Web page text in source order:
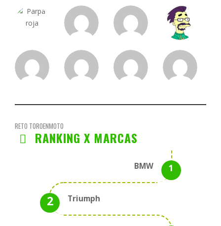
RETO TOROENMOTO
RANKING X MARCAS
BMW
Triumph